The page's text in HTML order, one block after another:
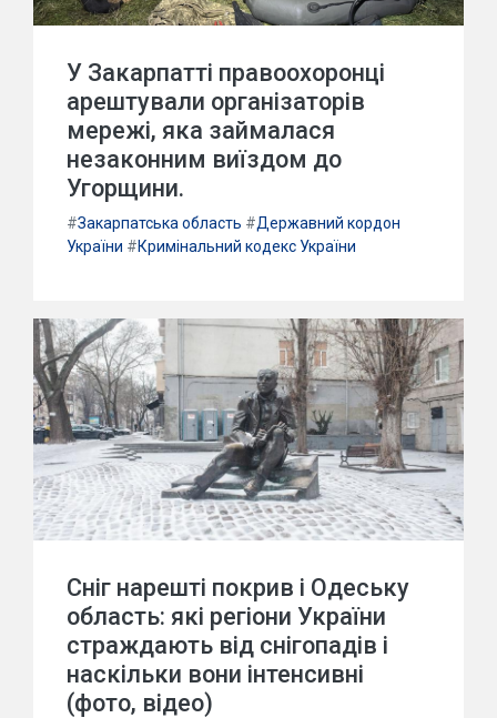
У Закарпатті правоохоронці
арештували організаторів
мережі, яка займалася
незаконним виїздом до
Угорщини.
#Закарпатська область #Державний кордон
України #Кримінальний кодекс України
Сніг нарешті покрив і Одеську
область: які регіони України
страждають від снігопадів і
наскільки вони інтенсивні
(фото, відео)